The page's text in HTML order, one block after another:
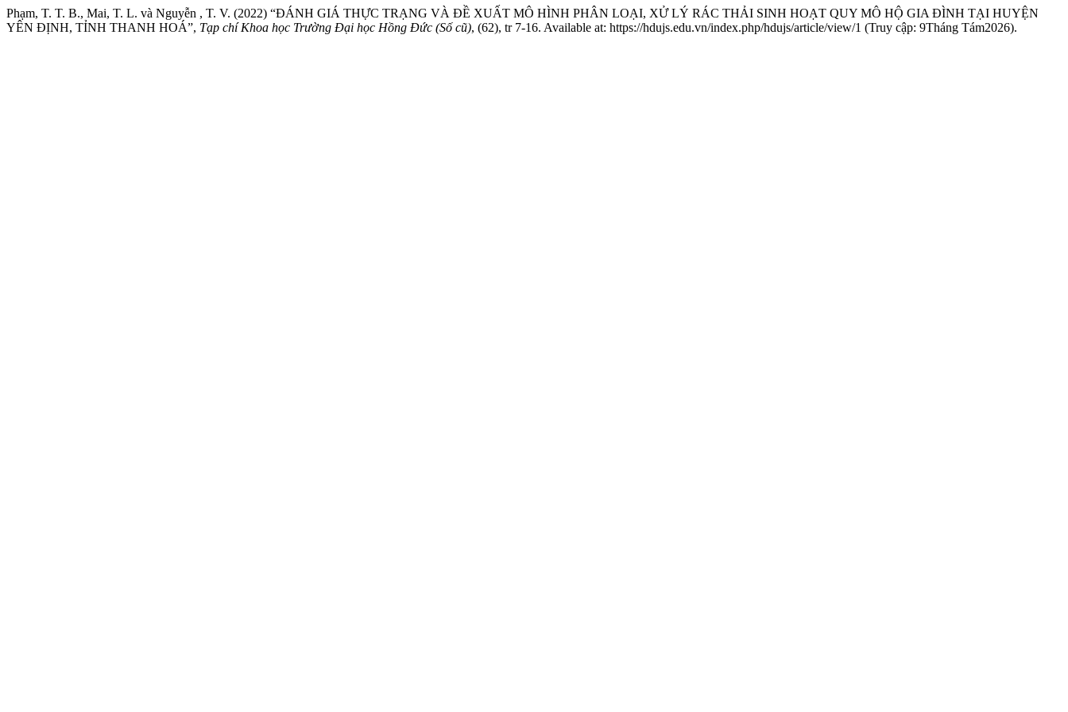
Phạm, T. T. B., Mai, T. L. và Nguyễn , T. V. (2022) “ĐÁNH GIÁ THỰC TRẠNG VÀ ĐỀ XUẤT MÔ HÌNH PHÂN LOẠI, XỬ LÝ RÁC THẢI SINH HOẠT QUY MÔ HỘ GIA ĐÌNH TẠI HUYỆN
YÊN ĐỊNH, TỈNH THANH HOÁ”, Tạp chí Khoa học Trường Đại học Hồng Đức (Số cũ), (62), tr 7-16. Available at: https://hdujs.edu.vn/index.php/hdujs/article/view/1 (Truy cập: 9Tháng Tám2026).